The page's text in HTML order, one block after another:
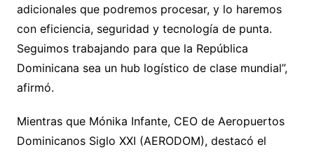
adicionales que podremos procesar, y lo haremos
con eficiencia, seguridad y tecnología de punta.
Seguimos trabajando para que la República
Dominicana sea un hub logístico de clase mundial”,
afirmó.
Mientras que Mónika Infante, CEO de Aeropuertos
Dominicanos Siglo XXI (AERODOM), destacó el